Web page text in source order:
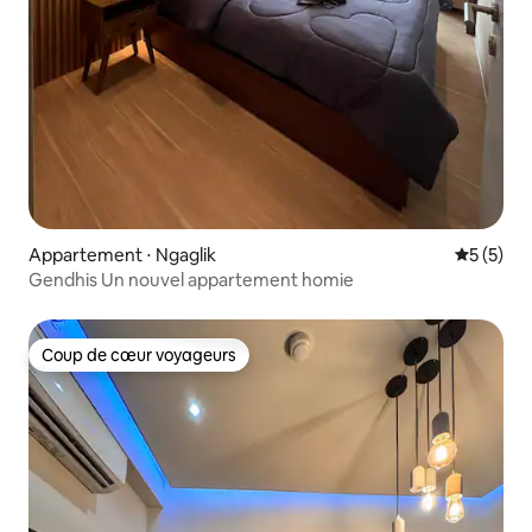
Appartement ⋅ Ngaglik
5 (5)
Gendhis Un nouvel appartement homie
Coup de cœur voyageurs
Coup de cœur voyageurs